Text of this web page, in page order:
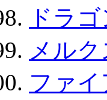
ドラ
メル
ファ